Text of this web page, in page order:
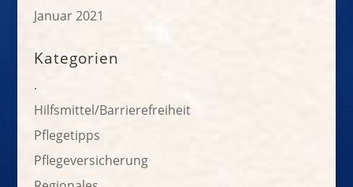
Januar 2021
Kategorien
.
Hilfsmittel/Barrierefreiheit
Pflegetipps
Pflegeversicherung